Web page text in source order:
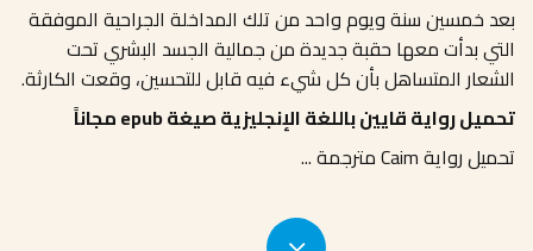
بعد خمسين سنة ويوم واحد من تلك المداخلة الجراحية الموفقة
التي بدأت معها حقبة جديدة من جمالية الجسد البشري تحت
الشعار المتساهل بأن كل شيء فيه قابل للتحسين، وقعت الكارثة.
تحميل رواية قايين باللغة الإنجليزية صيغة epub مجاناً
تحميل رواية Caim مترجمة
...